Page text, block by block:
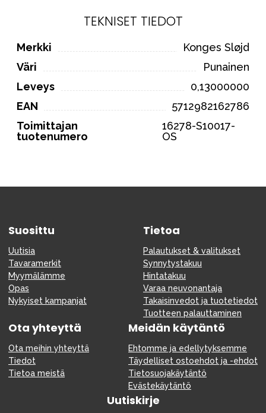
TEKNISET TIEDOT
Merkki
Konges Sløjd
Väri
Punainen
Leveys
0,13000000
EAN
5712982162786
Toimittajan
tuotenumero
16278-S10017-
OS
Suosittu
Uutisia
Tavaramerkit
Myymälämme
Opas
Nykyiset kampanjat
Tietoa
Palautukset & valitukset
Synnytystakuu
Hintatakuu
Varaa neuvonantaja
Takaisinvedot ja tuotetiedot
Tuotteen palauttaminen
Ota yhteyttä
Ota meihin yhteyttä
Tiedot
Tietoa meistä
Meidän käytäntö
Ehtomme ja edellytyksemme
Täydelliset ostoehdot ja -ehdot
Tietosuojakäytäntö
Evästekäytäntö
Uutiskirje